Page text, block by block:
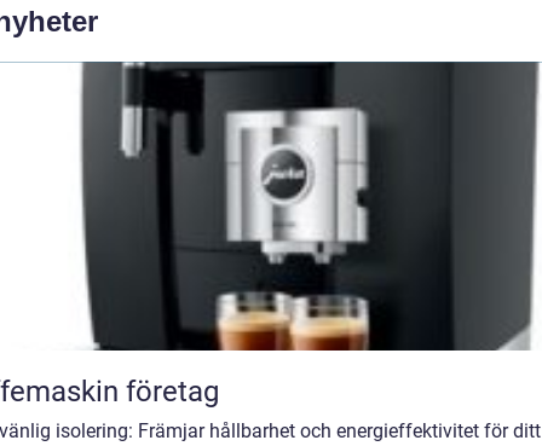
företag
isolering: Främjar hållbarhet och energieffektivitet för